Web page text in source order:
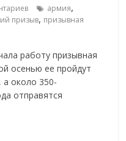
армия,
призыв, призывная
работу призывная
осенью ее пройдут
а около 350-
отправятся